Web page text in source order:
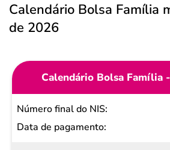
Calendário Bolsa Família
de 2026
Calendário Bolsa Família
Número
final do